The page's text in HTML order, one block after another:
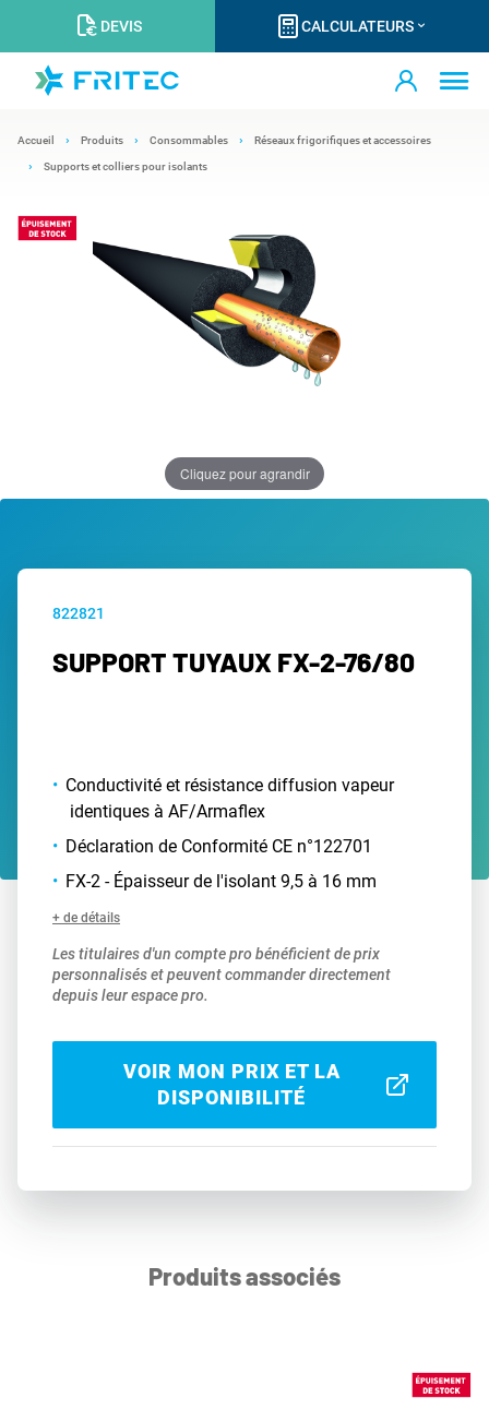
DEVIS CALCULATEURS
Accueil Produits Consommables Réseaux frigorifiques et accessoires
Supports et colliers pour isolants
Cliquez pour agrandir
822821
SUPPORT TUYAUX FX-2-76/80
Conductivité et résistance diffusion vapeur
identiques à AF/Armaflex
Déclaration de Conformité CE n°122701
FX-2 - Épaisseur de l'isolant 9,5 à 16 mm
+ de détails
Les titulaires d'un compte pro bénéficient de prix
personnalisés et peuvent commander directement
depuis leur espace pro.
VOIR MON PRIX ET LA
DISPONIBILITÉ
Produits associés